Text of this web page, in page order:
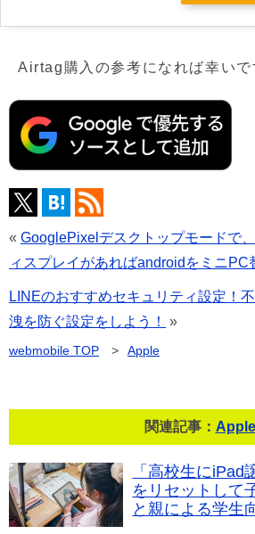
Airtag購入の参考になれば幸いで
« GooglePixelデスクトップモードで
ィスプレイがあればandroidをミニPC
LINEのおすすめセキュリティ設定！
洩を防ぐ設定をしよう！
»
webmobile TOP > Apple
関連記事： Apple
「高校生にiPad
をリセットして
と親による学生